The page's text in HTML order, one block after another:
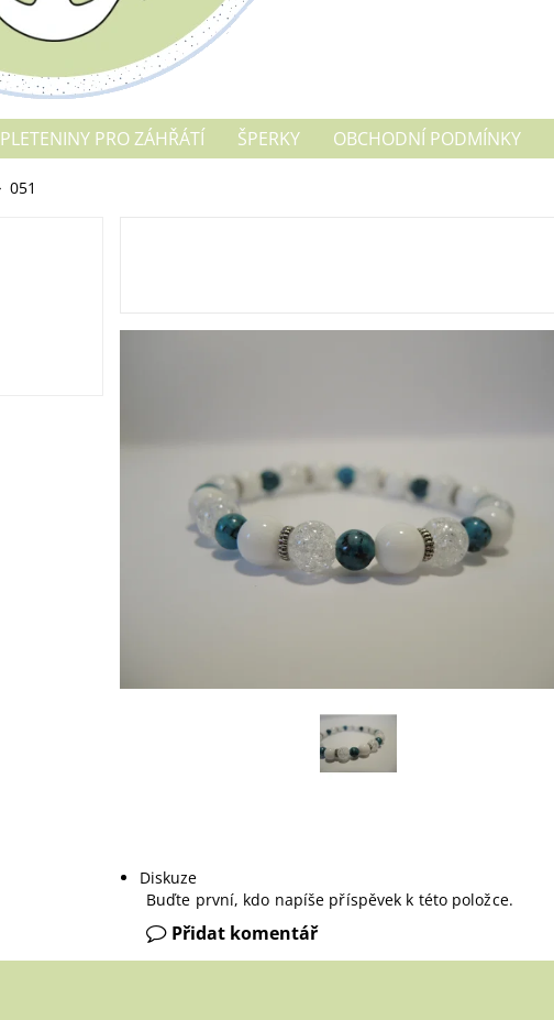
PLETENINY PRO ZÁHŘÁTÍ ŠPERKY OBCHODNÍ PODMÍNKY
051
Diskuze
Buďte první, kdo napíše příspěvek k této položce.
Přidat komentář